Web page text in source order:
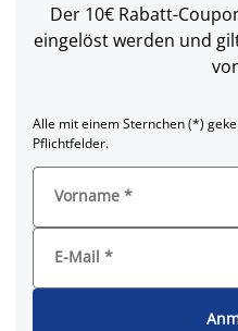
Der 10€ Rabatt-
eingelöst werden und
Alle mit einem Sternchen (*)
Pflichtfelder.
Vorname *
E-Mail *